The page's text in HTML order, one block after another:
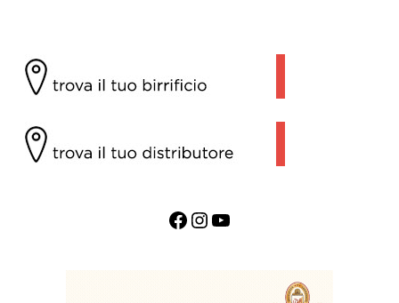
Facebook InstagramYouTube